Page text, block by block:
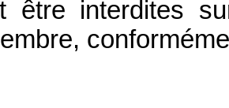
être interdites